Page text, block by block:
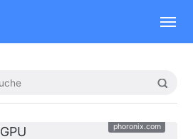
phoronix.com